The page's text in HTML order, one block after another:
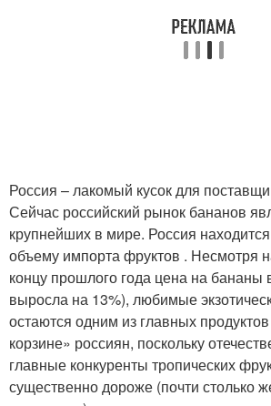
Россия – лакомый кусок для
Сейчас российский рынок бананов
крупнейших в мире. Россия
объему импорта фруктов . Несмотря
концу прошлого года цена на бананы
выросла на 13%), любимые
остаются одним из главных
корзине» россиян, поскольку
главные конкуренты тропических
существенно дороже (почти столько